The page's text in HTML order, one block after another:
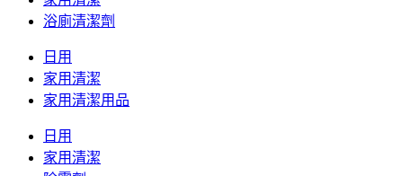
浴廁清潔劑
日用
家用清潔
家用清潔用品
日用
家用清潔